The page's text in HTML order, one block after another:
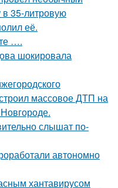
в 35-литровую
её.
….
шокировала
массовое ДТП на
слышат по-
автономно
хантавирусом